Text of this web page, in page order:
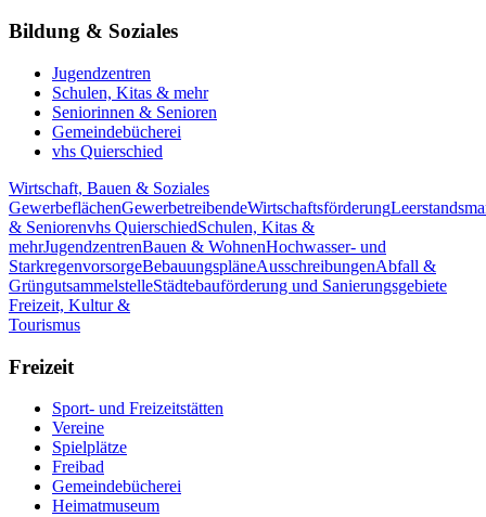
Bildung & Soziales
Jugendzentren
Schulen, Kitas & mehr
Seniorinnen & Senioren
Gemeindebücherei
vhs Quierschied
Wirtschaft, Bauen & Soziales
GewerbeflächenGewerbetreibendeWirtschaftsförderung
& Seniorenvhs QuierschiedSchulen, Kitas &
mehrJugendzentrenBauen & WohnenHochwasser- und
StarkregenvorsorgeBebauungspläneAusschreibungenAbfall &
GrüngutsammelstelleStädtebauförderung und Sanierungsgebiete
Freizeit, Kultur &
Tourismus
Freizeit
Sport- und Freizeitstätten
Vereine
Spielplätze
Freibad
Gemeindebücherei
Heimatmuseum